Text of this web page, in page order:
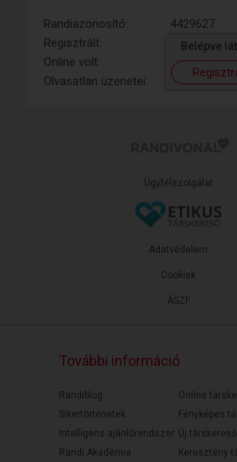
Randiazonosító:
4429627
Regisztrált:
Online volt:
Olvasatlan üzenetei:
Belépve
Ügyfélszolgálat
ÁSZF
Adatvédelem
Cookiek
További információ
Randiblog
Sikertörténetek
Intelligens ajánlórendszer
Randi Akadémia
Online
Fényképes
Új társkereső
Keresztény